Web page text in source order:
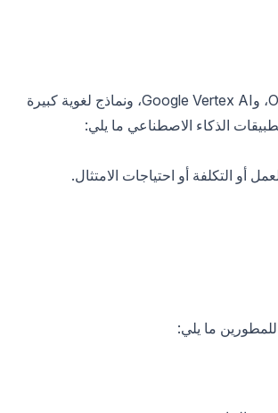
غالبًا ما تستفيد المؤسسات من نماذج ذكاء اصطناعي مختلفة (مثل OpenAI، وGoogle Vertex AI، ونماذج لغوية كبيرة
الذكاء الاصطناعي ما يلي:
أو التكلفة أو احتياجات الامتثال.